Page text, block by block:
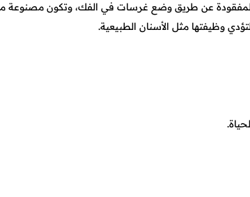
المفقودة عن طريق وضع غرسات في الفك، وتكون مصنوعة
وظيفتها مثل الأسنان الطبيعية.